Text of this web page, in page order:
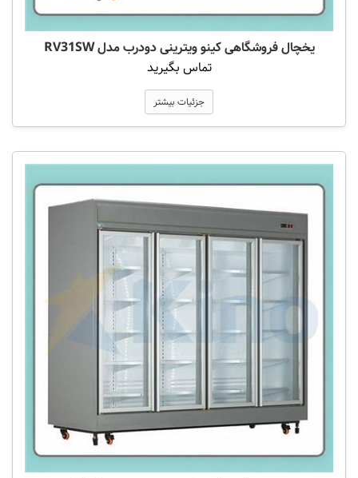
یخچال فروشگاهی کینو ویترینی دودرب مدل RV31SW
تماس بگیرید
جزئیات بیشتر